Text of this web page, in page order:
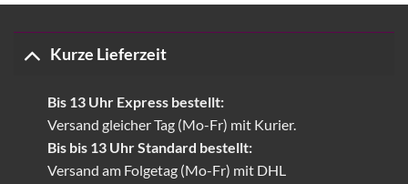
Kurze Lieferzeit
Bis 13 Uhr Express bestellt:
Versand gleicher Tag (Mo-Fr) mit Kurier.
Bis bis 13 Uhr Standard bestellt:
Versand am Folgetag (Mo-Fr) mit DHL